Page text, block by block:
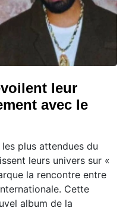
leur
avec le
les plus attendues du
leurs univers sur «
la rencontre entre
Cette
album de la